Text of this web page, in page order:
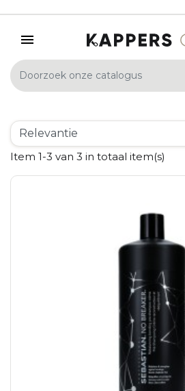
Item 1-3 van 3 in totaal item(s)